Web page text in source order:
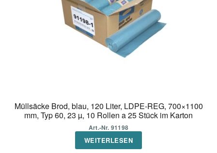
Müllsäcke Brod, blau, 120 Liter, LDPE-REG, 700×1100
mm, Typ 60, 23 µ, 10 Rollen a 25 Stück im Karton
Art.-Nr. 91198
WEITERLESEN